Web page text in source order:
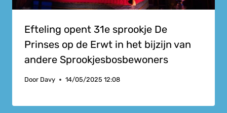
Efteling opent 31e sprookje De
Prinses op de Erwt in het bijzijn van
andere Sprookjesbosbewoners
Door Davy 14/05/2025 12:08